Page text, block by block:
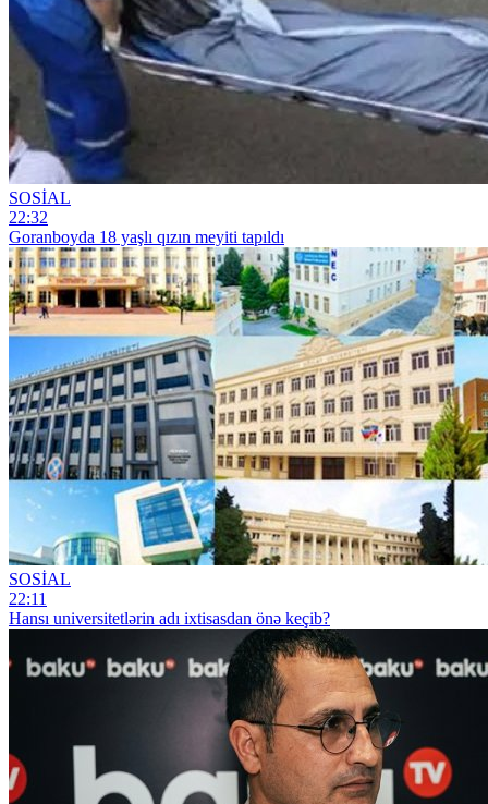
SOSİAL
22:32
Goranboyda 18 yaşlı qızın meyiti tapıldı
SOSİAL
22:11
Hansı universitetlərin adı ixtisasdan önə keçib?